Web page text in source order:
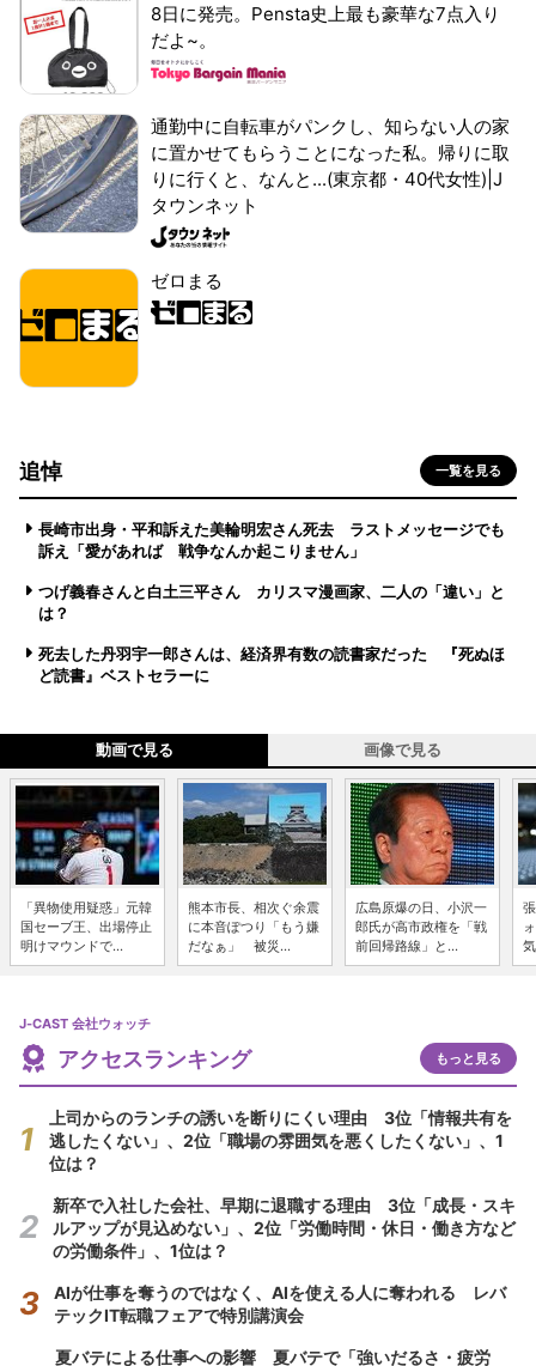
8日に発売。Pensta史上最も豪華な7点入り
だよ~。
通勤中に自転車がパンクし、知らない人の家
に置かせてもらうことになった私。帰りに取
りに行くと、なんと...(東京都・40代女性)|J
タウンネット
ゼロまる
追悼 一覧を見る
長崎市出身・平和訴えた美輪明宏さん死去 ラストメッセージでも
訴え「愛があれば 戦争なんか起こりません」
つげ義春さんと白土三平さん カリスマ漫画家、二人の「違い」と
は？
死去した丹羽宇一郎さんは、経済界有数の読書家だった 『死ぬほ
ど読書』ベストセラーに
動画で見る 画像で見る
「異物使用疑惑」元韓
国セーブ王、出場停止
明けマウンドで...
熊本市長、相次ぐ余震
に本音ぽつり「もう嫌
だなぁ」 被災...
広島原爆の日、小沢一
郎氏が高市政権を「戦
前回帰路線」と...
J-CAST 会社ウォッチ
アクセスランキング もっと見る
上司からのランチの誘いを断りにくい理由 3位「情報共有を
逃したくない」、2位「職場の雰囲気を悪くしたくない」、1
位は？
新卒で入社した会社、早期に退職する理由 3位「成長・スキ
ルアップが見込めない」、2位「労働時間・休日・働き方など
の労働条件」、1位は？
AIが仕事を奪うのではなく、AIを使える人に奪われる レバ
テックIT転職フェアで特別講演会
夏バテによる仕事への影響 夏バテで「強いだるさ・疲労